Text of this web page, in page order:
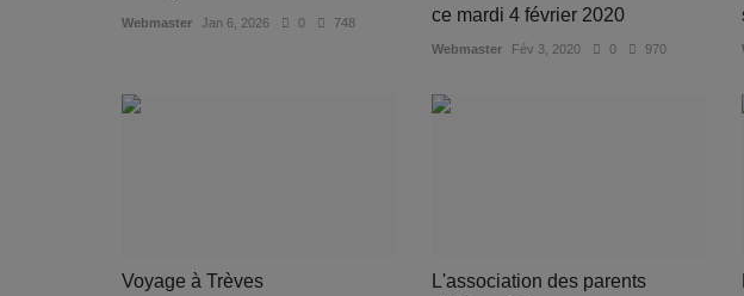
Webmaster Jan 6, 2026 0 748
ce mardi 4 février 2020
Webmaster Fév 3, 2020 0 970
Voyage à Trèves
L'association des parents